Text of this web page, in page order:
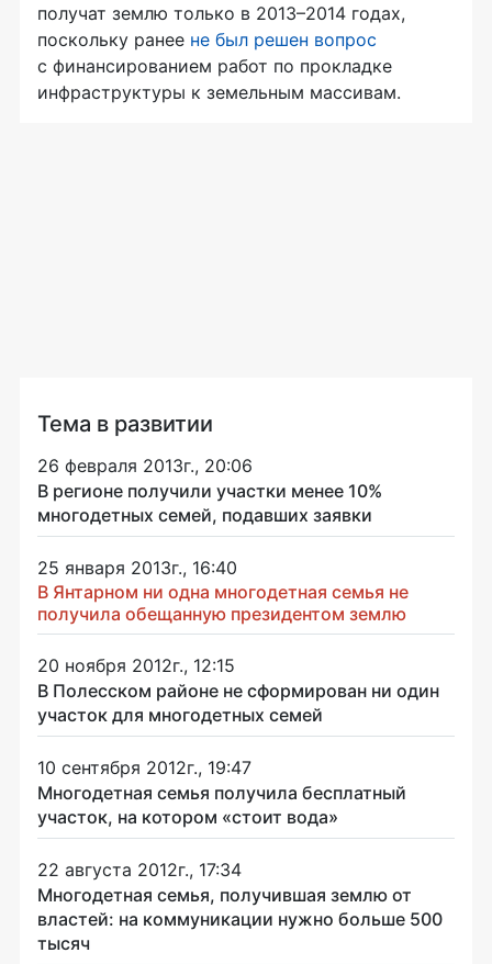
получат землю только в 2013–2014 годах,
поскольку ранее не был решен вопрос
с финансированием работ по прокладке
инфраструктуры к земельным массивам.
Тема в развитии
26 февраля 2013г., 20:06
В регионе получили участки менее 10%
многодетных семей, подавших заявки
25 января 2013г., 16:40
В Янтарном ни одна многодетная семья не
получила обещанную президентом землю
20 ноября 2012г., 12:15
В Полесском районе не сформирован ни один
участок для многодетных семей
10 сентября 2012г., 19:47
Многодетная семья получила бесплатный
участок, на котором «стоит вода»
22 августа 2012г., 17:34
Многодетная семья, получившая землю от
властей: на коммуникации нужно больше 500
тысяч